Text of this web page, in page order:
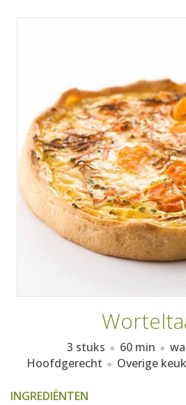
3 stuks 60 min
Hoofdgerecht
Overige
INGREDIËNTEN